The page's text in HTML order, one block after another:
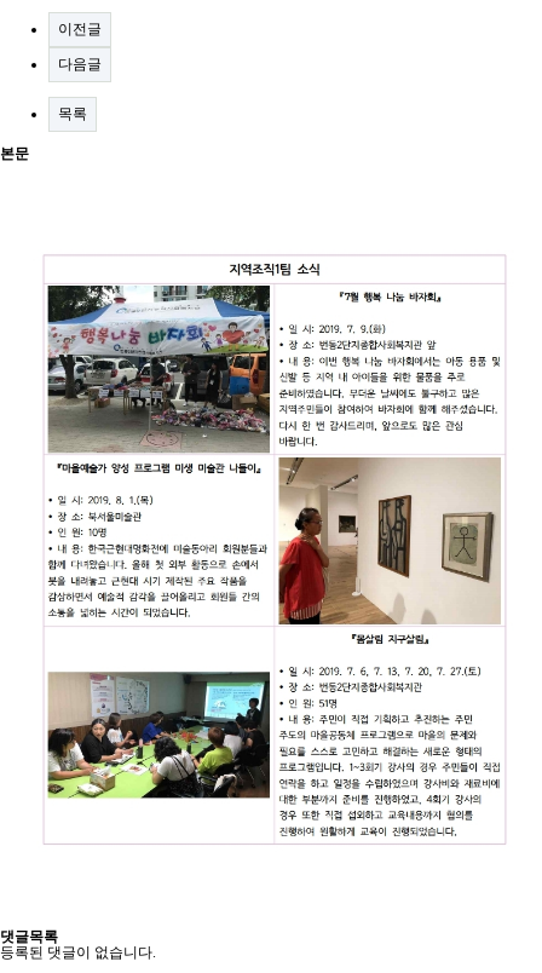
이전글
다음글
목록
본문
댓글목록
등록된 댓글이 없습니다.